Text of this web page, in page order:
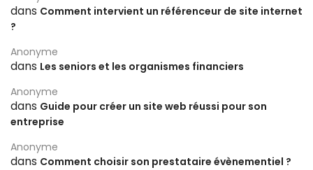
dans Comment intervient un référenceur de site internet
?
Anonyme
dans Les seniors et les organismes financiers
Anonyme
dans Guide pour créer un site web réussi pour son
entreprise
Anonyme
dans Comment choisir son prestataire évènementiel ?